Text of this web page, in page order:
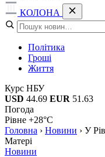
КОЛОНА
Політика
Гроші
Життя
Курс НБУ
USD 44.69 EUR 51.63
Погода
Рівне +28°C
Головна › Новини › У
Матері
Новини